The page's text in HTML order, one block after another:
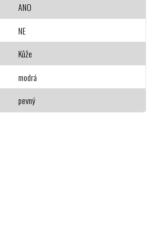
ANO
NE
Kůže
modrá
pevný